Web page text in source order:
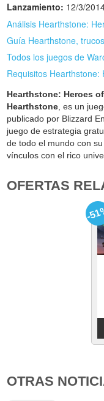
Lanzamiento: 12/3/
Análisis Hearthstone:
Guía Hearthstone,
Todos los juegos de
Requisitos Hearthstone:
Hearthstone: Heroes
Hearthstone , es un
publicado por Blizzard
juego de estrategia
de todo el mundo con
vínculos con el rico
OFERTAS
-
OTRAS